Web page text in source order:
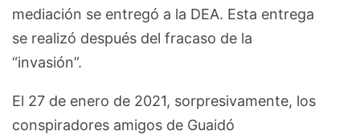
mediación se entregó a la DEA. Esta entrega
se realizó después del fracaso de la
“invasión”.
El 27 de enero de 2021, sorpresivamente, los
conspiradores amigos de Guaidó